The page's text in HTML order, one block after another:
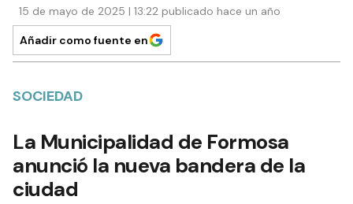
15 de mayo de 2025 | 13:22 publicado hace un año
Añadir como fuente en
SOCIEDAD
La Municipalidad de Formosa
anunció la nueva bandera de la
ciudad